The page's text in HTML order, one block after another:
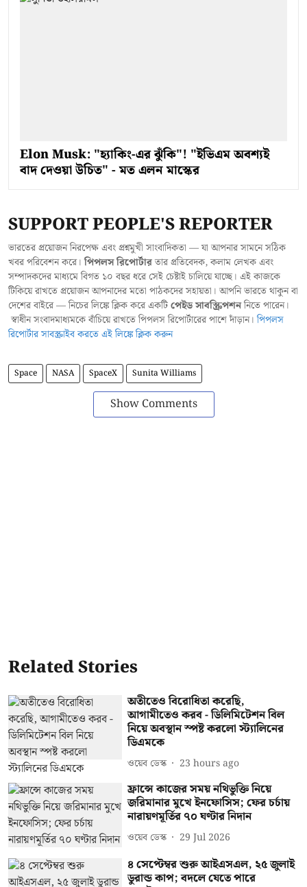
Elon Musk: "হ্যাকিং-এর ঝুঁকি"! "ইভিএম অবশ্যই
বাদ দেওয়া উচিত" - মত এলন মাস্কের
SUPPORT PEOPLE'S REPORTER
ভারতের প্রয়োজন নিরপেক্ষ এবং প্রশ্নমুখী সাংবাদিকতা — যা আপনার সামনে সঠিক
খবর পরিবেশন করে।পিপলস রিপোর্টারতার প্রতিবেদক, কলাম লেখক এবং
সম্পাদকদের মাধ্যমে বিগত ১০ বছর ধরে সেই চেষ্টাই চালিয়ে যাচ্ছে। এই কাজকে
টিকিয়ে রাখতে প্রয়োজন আপনাদের মতো পাঠকদের সহায়তা। আপনি ভারতে থাকুন বা
দেশের বাইরে — নিচের লিঙ্কে ক্লিক করে একটিপেইড সাবস্ক্রিপশননিতে পারেন।
স্বাধীন সংবাদমাধ্যমকে বাঁচিয়ে রাখতে পিপলস রিপোর্টারের পাশে দাঁড়ান।পিপলস
রিপোর্টার সাবস্ক্রাইব করতে এই লিঙ্কে ক্লিক করুন
Space NASA SpaceX Sunita Williams
Show Comments
Related Stories
অতীতেও বিরোধিতা করেছি,
আগামীতেও করব - ডিলিমিটেশন বিল
নিয়ে অবস্থান স্পষ্ট করলো স্ট্যালিনের
ডিএমকে
ওয়েব ডেস্ক 23 hours ago
ফ্রান্সে কাজের সময় নথিভুক্তি নিয়ে
জরিমানার মুখে ইনফোসিস; ফের চর্চায়
নারায়ণমূর্তির ৭০ ঘণ্টার নিদান
ওয়েব ডেস্ক 29 Jul 2026
৪ সেপ্টেম্বর শুরু আইএসএল, ২৫ জুলাই
ডুরান্ড কাপ; বদলে যেতে পারে